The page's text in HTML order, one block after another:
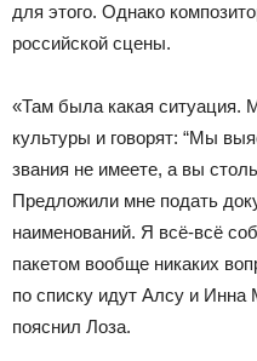
для этого. Однако
российской сцены.
«Там была какая ситуация.
культуры и говорят: “Мы
звания не имеете, а вы
Предложили мне подать
наименований. Я всё-всё
пакетом вообще никаких
по списку идут Алсу и
пояснил Лоза.